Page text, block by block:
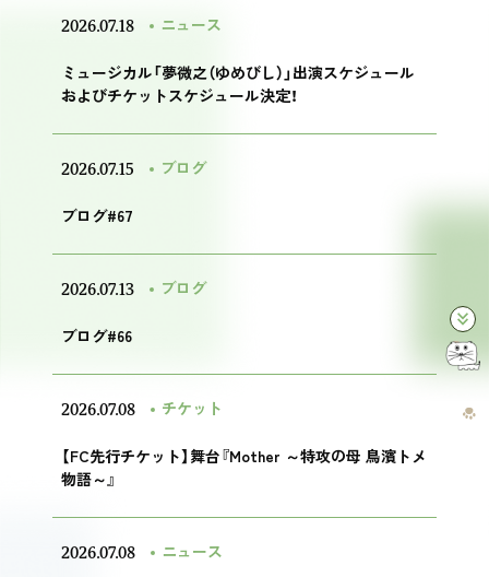
keyboard_double_arrow_down
2026.07.18 ニュース
ミュージカル「夢微之（ゆめびし）」出演スケジュール
およびチケットスケジュール決定！
2026.07.15 ブログ
ブログ#67
2026.07.13 ブログ
ブログ#66
2026.07.08 チケット
【FC先行チケット】舞台『Mother ～特攻の母 鳥濱トメ
物語～』
2026.07.08 ニュース